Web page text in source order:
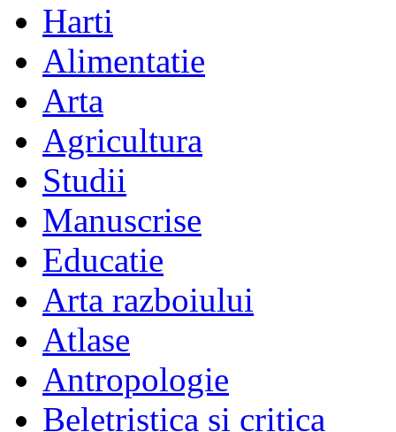
Harti
Alimentatie
Arta
Agricultura
Studii
Manuscrise
Educatie
Arta razboiului
Atlase
Antropologie
Beletristica si critica